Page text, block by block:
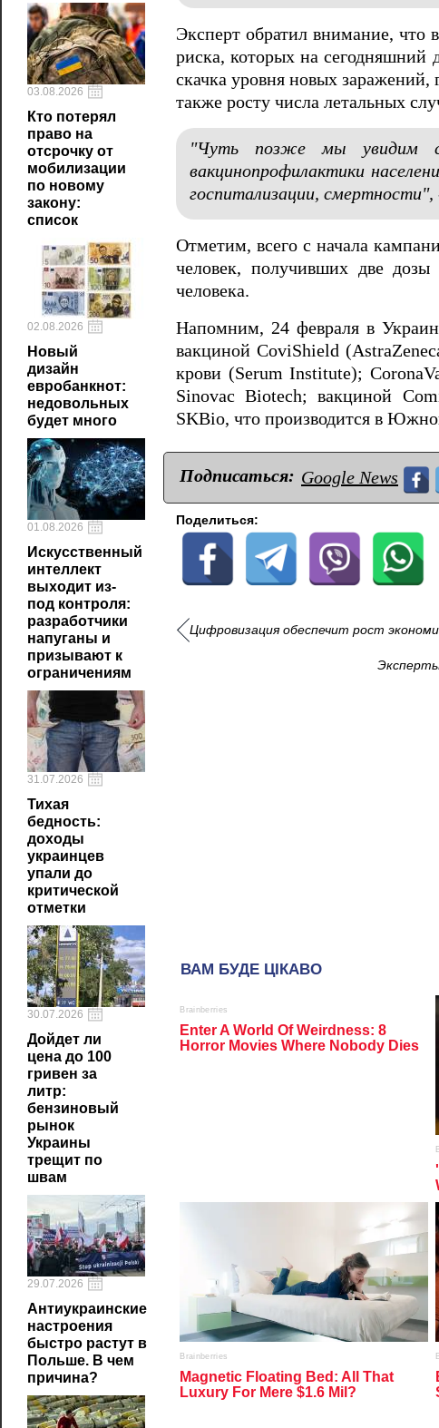
03.08.2026
Кто потерял
право на
отсрочку от
мобилизации
по новому
закону:
список
02.08.2026
Новый
дизайн
евробанкнот:
недовольных
будет много
01.08.2026
Искусственный
интеллект
выходит из-
под контроля:
разработчики
напуганы и
призывают к
ограничениям
31.07.2026
Тихая
бедность:
доходы
украинцев
упали до
критической
отметки
30.07.2026
Дойдет ли
цена до 100
гривен за
литр:
бензиновый
рынок
Украины
трещит по
швам
29.07.2026
Антиукраинские
настроения
быстро растут в
Польше. В чем
причина?
Эксперт обратил внимание, что
риска, которых на сегодняшний
скачка уровня новых заражений,
также росту числа летальных
"Чуть позже мы увидим
вакцинопрофилактики
госпитализации, смертности",
Отметим, всего с начала
человек, получивших две
человека.
Напомним, 24 февраля в
вакциной CoviShield
крови (Serum Institute);
Sinovac Biotech; вакциной
SKBio, что производится в
Подписаться: Google News
Поделиться:
Цифровизация обеспечит рост